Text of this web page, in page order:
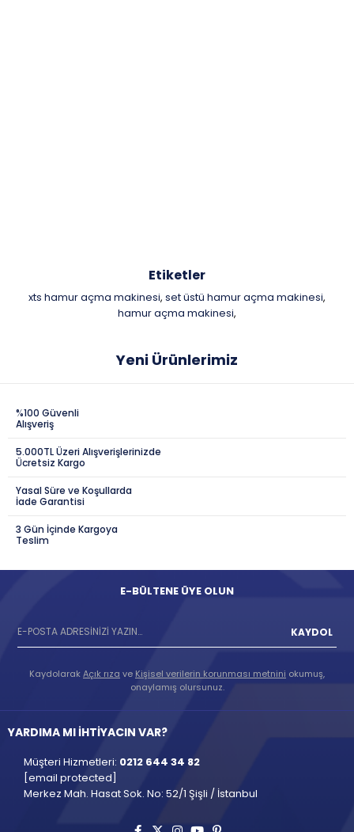
Etiketler
xts hamur açma makinesi, set üstü hamur açma makinesi,
hamur açma makinesi,
Yeni Ürünlerimiz
%100 Güvenli
Alışveriş
5.000TL Üzeri Alışverişlerinizde
Ücretsiz Kargo
Yasal Süre ve Koşullarda
İade Garantisi
3 Gün İçinde Kargoya
Teslim
E-BÜLTENE ÜYE OLUN
KAYDOL
KaydolarakAçık rıza ve Kişisel verilerin korunması metnini okumuş,
onaylamış olursunuz.
YARDIMA MI İHTİYACIN VAR?
Müşteri Hizmetleri: 0212 644 34 82
[email protected]
Merkez Mah. Hasat Sok. No: 52/1 Şişli / İstanbul